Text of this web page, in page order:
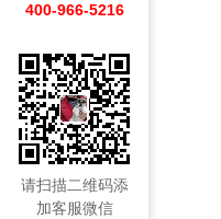
400-966-5216
请扫描二维码添
加客服微信